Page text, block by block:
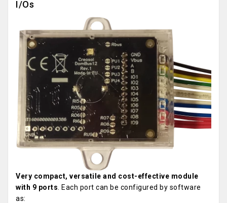
I/Os
Very compact, versatile and cost-effective module
with 9 ports . Each port can be configured by software
as: